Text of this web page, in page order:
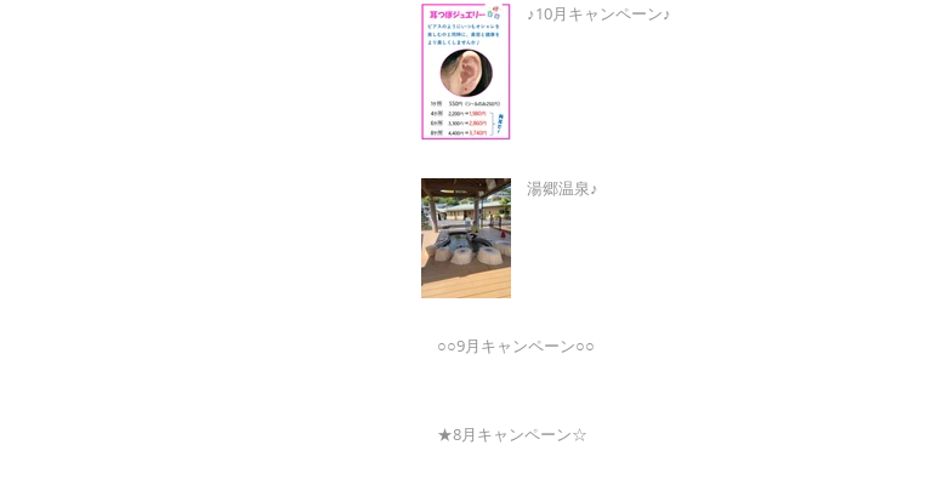
♪10月キャンペーン♪
湯郷温泉♪
○○9月キャンペーン○○
★8月キャンペーン☆